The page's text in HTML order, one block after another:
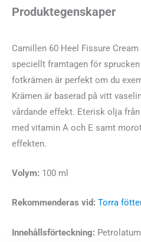
Produktegenskaper
Camillen 60 Heel Fissure
speciellt framtagen för
fotkrämen är perfekt om du
Krämen är baserad på vitt
vårdande effekt. Eterisk olja
med vitamin A och E samt
effekten.
Volym: 100 ml
Rekommenderas vid: Torra
Innehållsförteckning: